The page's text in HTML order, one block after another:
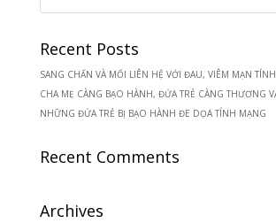
Recent Posts
SANG CHẤN VÀ MỐI LIÊN HỆ VỚI ĐAU, VIÊM MẠN TÍNH
CHA MẸ CÀNG BẠO HÀNH, ĐỨA TRẺ CÀNG THƯƠNG
NHỮNG ĐỨA TRẺ BỊ BẠO HÀNH ĐE DỌA TÍNH MẠNG
Recent Comments
Archives